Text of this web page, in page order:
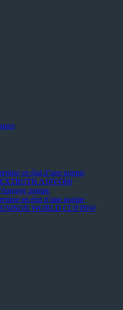
en état d’une pompe
A10VO60
pompe
en état d’une pompe
WORLD CUP P6W